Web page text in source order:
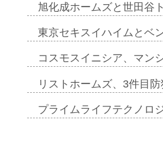
旭化成ホームズと世田谷
東京セキスイハイムとベ
コスモスイニシア、マン
リストホームズ、3件目
プライムライフテクノロ